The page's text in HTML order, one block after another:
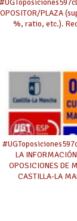
OPOSITOR/PLAZA
%, ratio, etc.).
LA
OPOSICIONES DE
CASTILLA-LA